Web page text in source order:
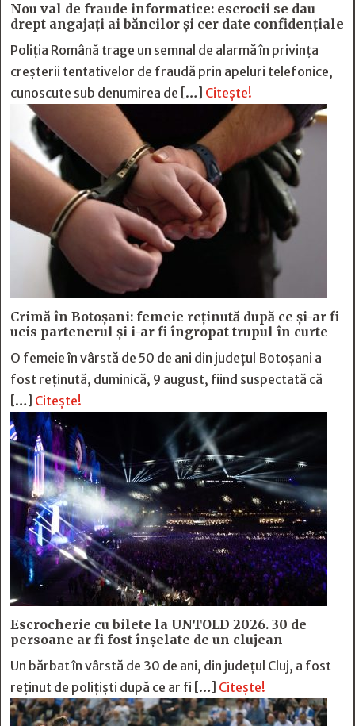
Nou val de fraude informatice: escrocii se dau
drept angajați ai băncilor și cer date confidențiale
Poliția Română trage un semnal de alarmă în privința
creșterii tentativelor de fraudă prin apeluri telefonice,
cunoscute sub denumirea de […] Citește!
Crimă în Botoșani: femeie reținută după ce și-ar fi
ucis partenerul și i-ar fi îngropat trupul în curte
O femeie în vârstă de 50 de ani din județul Botoșani a
fost reținută, duminică, 9 august, fiind suspectată că
[…] Citește!
Escrocherie cu bilete la UNTOLD 2026. 30 de
persoane ar fi fost înșelate de un clujean
Un bărbat în vârstă de 30 de ani, din județul Cluj, a fost
reținut de polițiști după ce ar fi […] Citește!